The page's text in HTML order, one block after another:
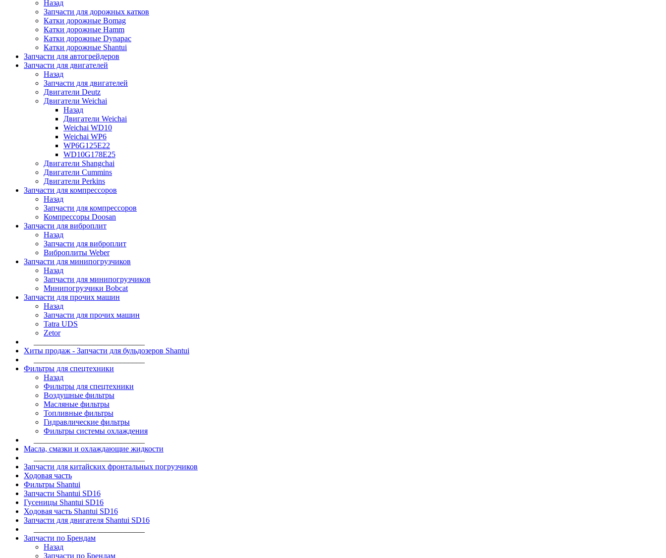
Назад
Запчасти для дорожных катков
Катки дорожные Bomag
Катки дорожные Hamm
Катки дорожные Dynapac
Катки дорожные Shantui
Запчасти для автогрейдеров
Запчасти для двигателей
Назад
Запчасти для двигателей
Двигатели Deutz
Двигатели Weichai
Назад
Двигатели Weichai
Weichai WD10
Weichai WP6
WP6G125E22
WD10G178E25
Двигатели Shangchai
Двигатели Cummins
Двигатели Perkins
Запчасти для компрессоров
Назад
Запчасти для компрессоров
Компрессоры Doosan
Запчасти для виброплит
Назад
Запчасти для виброплит
Виброплиты Weber
Запчасти для минипогрузчиков
Назад
Запчасти для минипогрузчиков
Минипогрузчики Bobcat
Запчасти для прочих машин
Назад
Запчасти для прочих машин
Tatra UDS
Zetor
Хиты продаж - Запчасти для бульдозеров Shantui
Фильтры для спецтехники
Назад
Фильтры для спецтехники
Воздушные фильтры
Масляные фильтры
Топливные фильтры
Гидравлические фильтры
Фильтры системы охлаждения
Масла, смазки и охлаждающие жидкости
Запчасти для китайских фронтальных погрузчиков
Ходовая часть
Фильтры Shantui
Запчасти Shantui SD16
Гусеницы Shantui SD16
Ходовая часть Shantui SD16
Запчасти для двигателя Shantui SD16
Запчасти по Брендам
Назад
Запчасти по Брендам